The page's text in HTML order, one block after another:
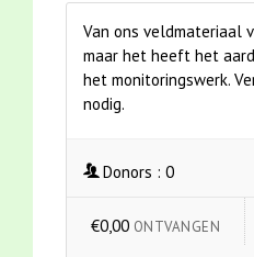
Van ons veldmateriaal
maar het heeft het
het monitoringswerk.
nodig.
Donors : 0
€0,00 ONTVANGEN